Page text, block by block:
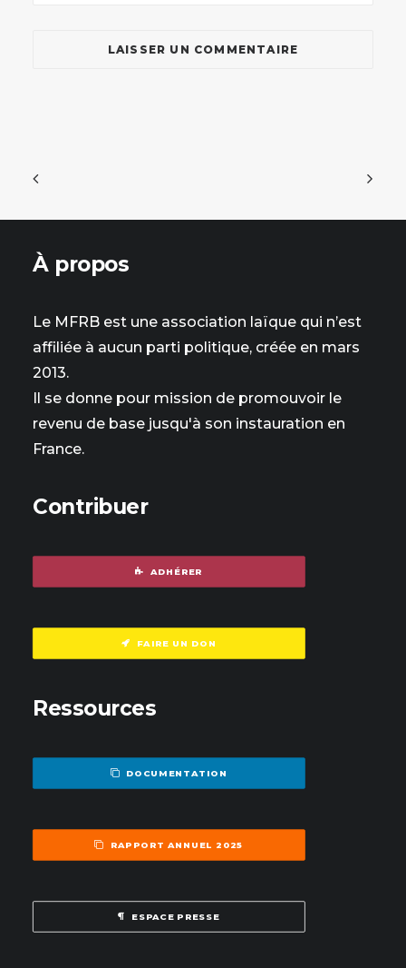
À propos
Le MFRB est une association laïque qui n’est
affiliée à aucun parti politique, créée en mars
2013.
Il se donne pour mission de promouvoir le
revenu de base jusqu'à son instauration en
France.
Contribuer
ADHÉRER
FAIRE UN DON
Ressources
DOCUMENTATION
RAPPORT ANNUEL 2025
ESPACE PRESSE